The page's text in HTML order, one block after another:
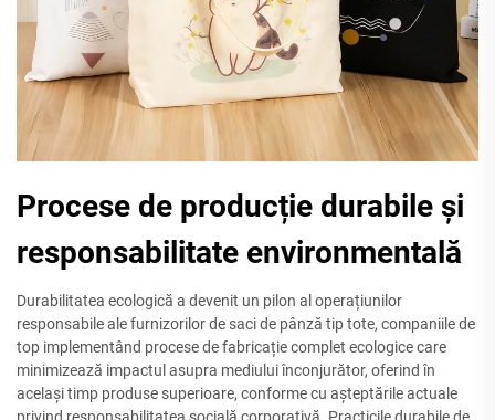
Procese de producție durabile și
responsabilitate environmentală
Durabilitatea ecologică a devenit un pilon al operațiunilor
responsabile ale furnizorilor de saci de pânză tip tote, companiile de
top implementând procese de fabricație complet ecologice care
minimizează impactul asupra mediului înconjurător, oferind în
același timp produse superioare, conforme cu așteptările actuale